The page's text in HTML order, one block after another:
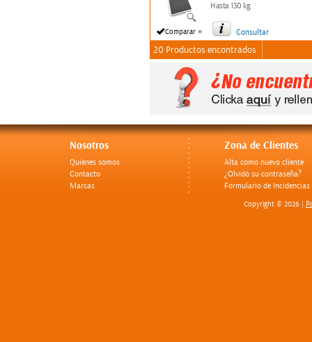
Comparar »
Hasta 130 kg.
Consultar
20 Productos encontrados
Nosotros
Quienes somos
Contacto
Marcas
Zona de Clientes
Alta como nuevo cliente
¿Olvidó su contraseña?
Formulario de Incidencias
Copyright © 2026 |